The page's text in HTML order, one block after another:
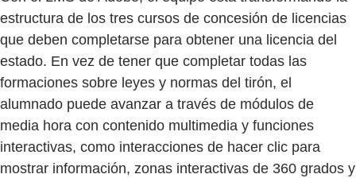
estructura de los tres cursos de concesión de licencias
que deben completarse para obtener una licencia del
estado. En vez de tener que completar todas las
formaciones sobre leyes y normas del tirón, el
alumnado puede avanzar a través de módulos de
media hora con contenido multimedia y funciones
interactivas, como interacciones de hacer clic para
mostrar información, zonas interactivas de 360 grados y